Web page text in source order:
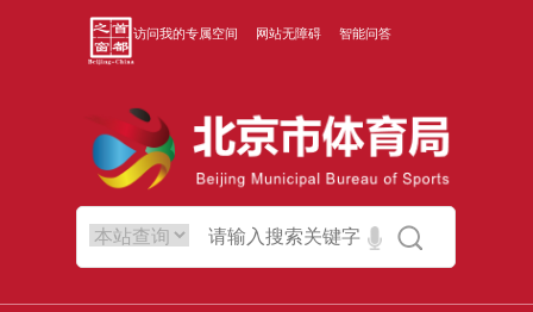
访问我的专属空间 网站无障碍 智能问答